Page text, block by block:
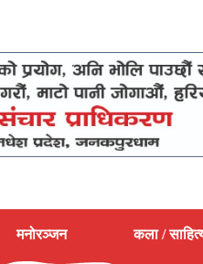
मनोरञ्जन कला /